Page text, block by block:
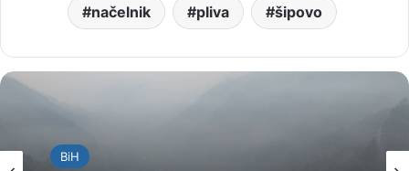
načelnik pliva šipovo
BiH